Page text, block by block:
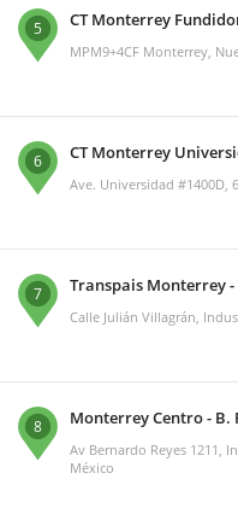
5 CT Monterrey
MPM9+4CF Monterrey,
6 CT Monterrey
Ave. Universidad #1400D,
7 Transpais Monterrey
Calle Julián Villagrán,
8 Monterrey Centro - B.
Av Bernardo Reyes 1211,
México